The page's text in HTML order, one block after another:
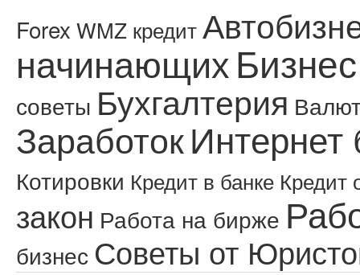
Forex WMZ кредит
начинающих
советы Бухгалтерия
ЗаработокИнтернет
Котировки Кредит в банке Кредит
закон Работа на бирже
бизнес Советы от